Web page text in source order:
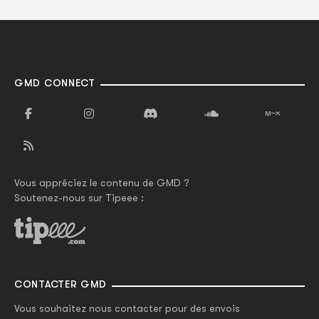
GMD CONNECT
Vous appréciez le contenu de GMD ?
Soutenez-nous sur Tipeee :
CONTACTER GMD
Vous souhaitez nous contacter pour des envois